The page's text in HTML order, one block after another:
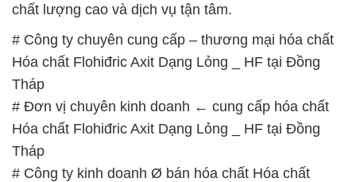
chất lượng cao và dịch vụ tận tâm.
# Công ty chuyên cung cấp – thương mại hóa chất
Hóa chất Flohiđric Axit Dạng Lỏng _ HF tại Đồng
Tháp
# Đơn vị chuyên kinh doanh ← cung cấp hóa chất
Hóa chất Flohiđric Axit Dạng Lỏng _ HF tại Đồng
Tháp
# Công ty kinh doanh Ø bán hóa chất Hóa chất